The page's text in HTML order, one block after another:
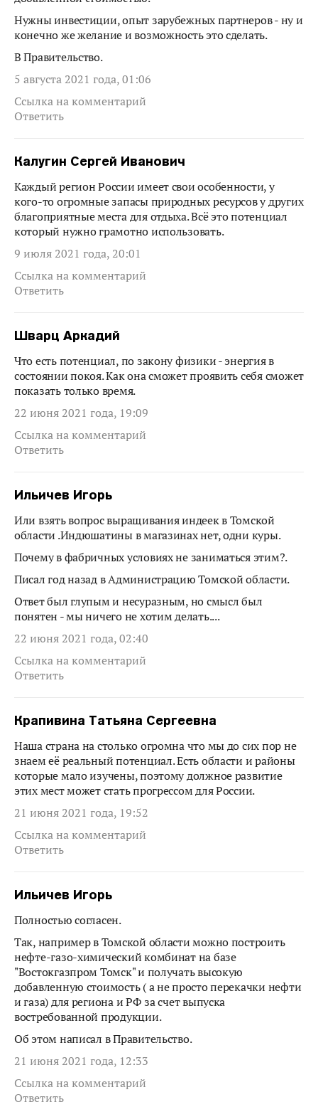
Нужны инвестиции, опыт зарубежных партнеров - ну и
конечно же желание и возможность это сделать.
В Правительство.
5 августа 2021 года, 01:06
Ссылка на комментарий
Ответить
Калугин Сергей Иванович
Каждый регион России имеет свои особенности, у
кого-то огромные запасы природных ресурсов у других
благоприятные места для отдыха. Всё это потенциал
который нужно грамотно использовать.
9 июля 2021 года, 20:01
Ссылка на комментарий
Ответить
Шварц Аркадий
Что есть потенциал, по закону физики - энергия в
состоянии покоя. Как она сможет проявить себя сможет
показать только время.
22 июня 2021 года, 19:09
Ссылка на комментарий
Ответить
Ильичев Игорь
Или взять вопрос выращивания индеек в Томской
области .Индюшатины в магазинах нет, одни куры.
Почему в фабричных условиях не заниматься этим?.
Писал год назад в Администрацию Томской области.
Ответ был глупым и несуразным, но смысл был
понятен - мы ничего не хотим делать....
22 июня 2021 года, 02:40
Ссылка на комментарий
Ответить
Крапивина Татьяна Сергеевна
Наша страна на столько огромна что мы до сих пор не
знаем её реальный потенциал. Есть области и районы
которые мало изучены, поэтому должное развитие
этих мест может стать прогрессом для России.
21 июня 2021 года, 19:52
Ссылка на комментарий
Ответить
Ильичев Игорь
Полностью согласен.
Так, например в Томской области можно построить
нефте-газо-химический комбинат на базе
"Востокгазпром Томск" и получать высокую
добавленную стоимость ( а не просто перекачки нефти
и газа) для региона и РФ за счет выпуска
востребованной продукции.
Об этом написал в Правительство.
21 июня 2021 года, 12:33
Ссылка на комментарий
Ответить